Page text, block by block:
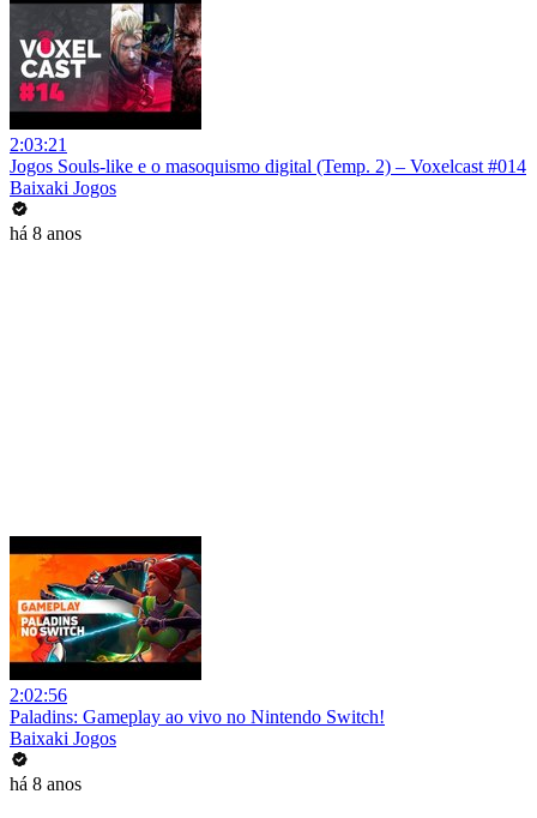
2:03:21
Jogos Souls-like e o masoquismo digital (Temp. 2) – Voxelcast #014
Baixaki Jogos
há 8 anos
2:02:56
Paladins: Gameplay ao vivo no Nintendo Switch!
Baixaki Jogos
há 8 anos